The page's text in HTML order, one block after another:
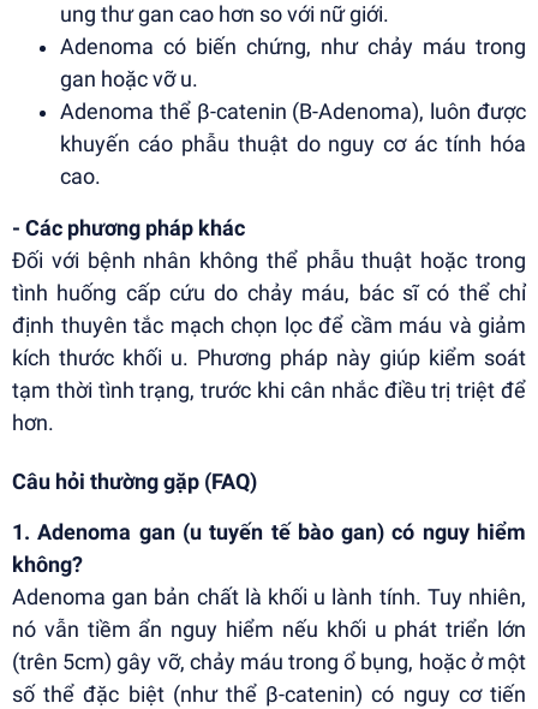
ung thư gan cao hơn so với nữ giới.
Adenoma có biến chứng, như chảy máu trong
gan hoặc vỡ u.
Adenoma thể β-catenin (B-Adenoma), luôn được
khuyến cáo phẫu thuật do nguy cơ ác tính hóa
cao.
- Các phương pháp khác
Đối với bệnh nhân không thể phẫu thuật hoặc trong
tình huống cấp cứu do chảy máu, bác sĩ có thể chỉ
định thuyên tắc mạch chọn lọc để cầm máu và giảm
kích thước khối u. Phương pháp này giúp kiểm soát
tạm thời tình trạng, trước khi cân nhắc điều trị triệt để
hơn.
Câu hỏi thường gặp (FAQ)
1. Adenoma gan (u tuyến tế bào gan) có nguy hiểm
không?
Adenoma gan bản chất là khối u lành tính. Tuy nhiên,
nó vẫn tiềm ẩn nguy hiểm nếu khối u phát triển lớn
(trên 5cm) gây vỡ, chảy máu trong ổ bụng, hoặc ở một
số thể đặc biệt (như thể β-catenin) có nguy cơ tiến